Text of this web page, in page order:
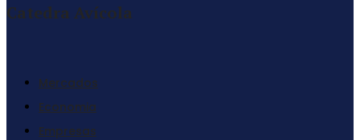
Catedra Avícola
Mercados
Economia
Empresas